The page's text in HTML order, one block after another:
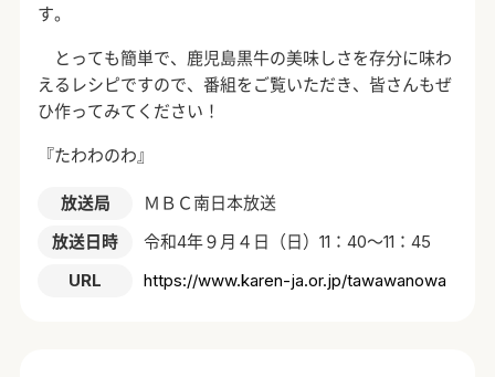
す。
とっても簡単で、鹿児島黒牛の美味しさを存分に味わ
えるレシピですので、番組をご覧いただき、皆さんもぜ
ひ作ってみてください！
『たわわのわ』
放送局
ＭＢＣ南日本放送
放送日時
令和4年９月４日（日）11：40～11：45
URL
https://www.karen-ja.or.jp/tawawanowa